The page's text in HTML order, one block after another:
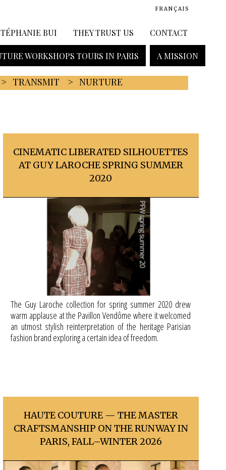
FRANÇAIS
BUI THEY TRUST US CONTACT
WORKSHOPS TOURS IN PARIS A MISSION
TRANSMIT NURTURE
CINEMATIC LIBERATED SILHOUETTES
AT GUY LAROCHE SPRING SUMMER
2020
The Guy Laroche collection for spring summer 2020 drew
warm applause at the Pavillon Vendôme where it welcomed
an utmost stylish reinterpretation of the heritage Parisian
fashion brand exploring a certain idea of freedom.
HAUTE COUTURE — THE MASTER
CRAFTSMANSHIP ON THE RUNWAY IN
PARIS, FALL–WINTER 2026